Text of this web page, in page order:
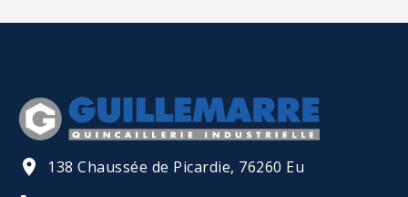
138 Chaussée de Picardie, 76260 Eu